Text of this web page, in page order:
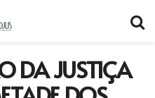
DA JUSTIÇA